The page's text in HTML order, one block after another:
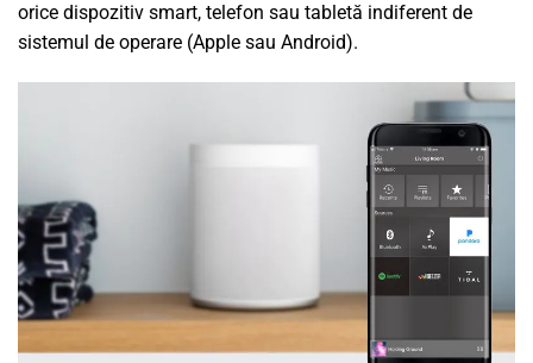
orice dispozitiv smart, telefon sau tabletă indiferent de
sistemul de operare (Apple sau Android).